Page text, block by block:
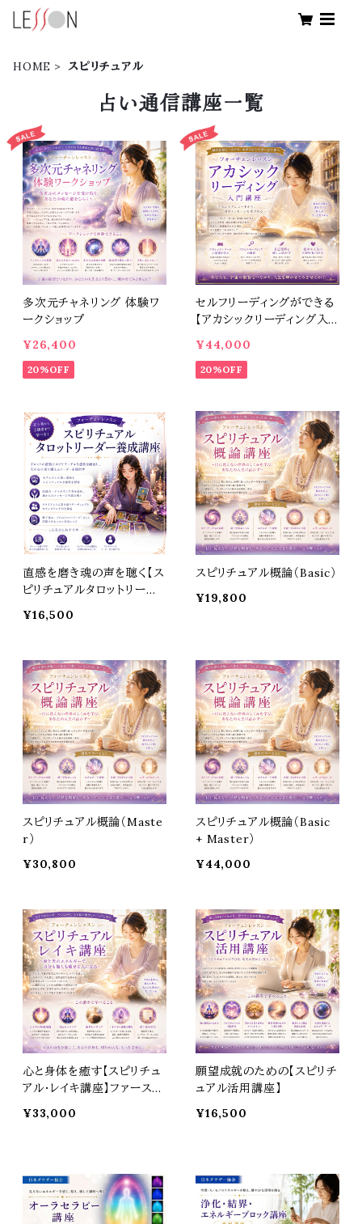
HOME スピリチュアル
占い通信講座一覧
多次元チャネリング 体験ワ
ークショップ
¥26,400
20%OFF
セルフリーディングができる
【アカシックリーディング入
¥44,000
20%OFF
直感を磨き魂の声を聴く【ス
ピリチュアルタロットリーダ
¥16,500
スピリチュアル概論（Basic）
¥19,800
スピリチュアル概論（Maste
r）
¥30,800
スピリチュアル概論（Basic
+ Master）
¥44,000
心と身体を癒す【スピリチュ
アル・レイキ講座】ファースト
¥33,000
願望成就のための【スピリチ
ュアル活用講座】
¥16,500